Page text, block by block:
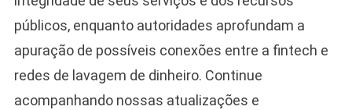
públicos, enquanto autoridades aprofundam a
apuração de possíveis conexões entre a fintech e
redes de lavagem de dinheiro. Continue
acompanhando nossas atualizações e